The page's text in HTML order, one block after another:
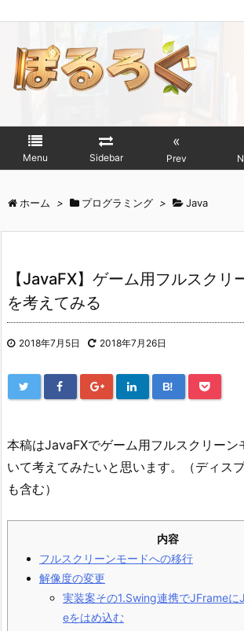
Menu Sidebar
«
Prev
ホーム > プログラミング > Java
【JavaFX】ゲーム用フルスクリ
を考えてみる
2018年7月5日 2018年7月26日
B!
本稿はJavaFXでゲーム用フルスクリーン
いて考えてみたいと思います。（ディス
も含む）
内容
フルスクリーンモードへの移行
解像度の変更
実装案その1.Swing連携でJFrameに
eをはめ込む